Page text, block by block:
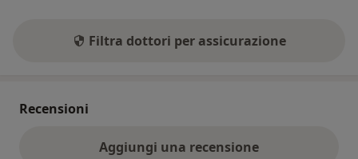
Filtra dottori per assicurazione
Recensioni
Aggiungi una recensione